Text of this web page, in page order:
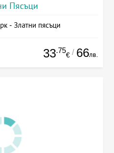
Пясъци
- Златни пясъци
33.75
€ / 66лв.